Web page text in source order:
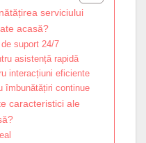
serviciului
acasă?
suport 24/7
asistență rapidă
interacțiuni eficiente
îmbunătățiri continue
caracteristici ale